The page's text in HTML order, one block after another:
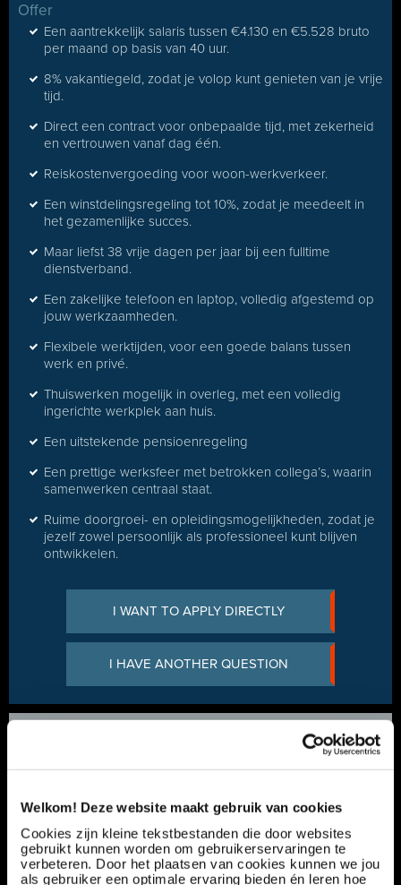
Welkom! Deze website maakt gebruik van cookies
Cookies zijn kleine tekstbestanden die door websites
gebruikt kunnen worden om gebruikerservaringen te
verbeteren. Door het plaatsen van cookies kunnen we jou
als gebruiker een optimale ervaring bieden én leren hoe
Offer
Een aantrekkelijk salaris tussen €4.130 en €5.528 bruto
per maand op basis van 40 uur.
8% vakantiegeld, zodat je volop kunt genieten van je vrije
tijd.
Direct een contract voor onbepaalde tijd, met zekerheid
en vertrouwen vanaf dag één.
Reiskostenvergoeding voor woon-werkverkeer.
Een winstdelingsregeling tot 10%, zodat je meedeelt in
het gezamenlijke succes.
Maar liefst 38 vrije dagen per jaar bij een fulltime
dienstverband.
Een zakelijke telefoon en laptop, volledig afgestemd op
jouw werkzaamheden.
Flexibele werktijden, voor een goede balans tussen
werk en privé.
Thuiswerken mogelijk in overleg, met een volledig
ingerichte werkplek aan huis.
Een uitstekende pensioenregeling
Een prettige werksfeer met betrokken collega’s, waarin
samenwerken centraal staat.
Ruime doorgroei- en opleidingsmogelijkheden, zodat je
jezelf zowel persoonlijk als professioneel kunt blijven
ontwikkelen.
I WANT TO APPLY DIRECTLY
I HAVE ANOTHER QUESTION